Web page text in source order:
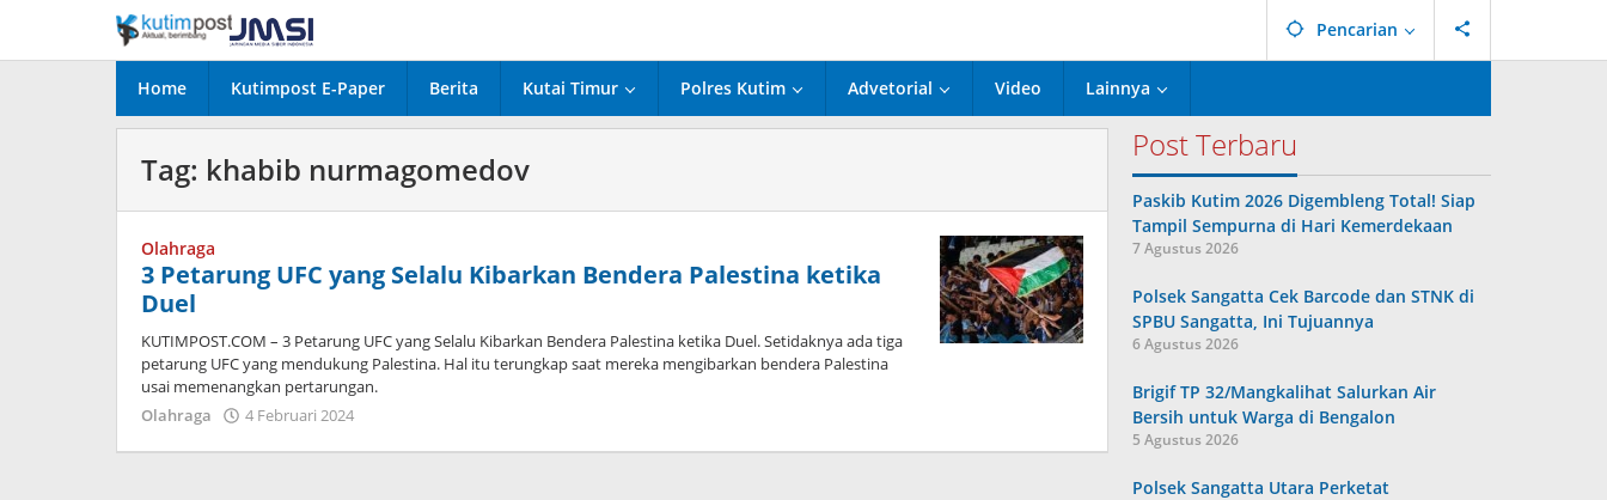
konten
Pencarian
Home Kutimpost E-Paper Berita Kutai Timur Polres Kutim Advetorial Video Lainnya
Tag: khabib nurmagomedov
Olahraga
3 Petarung UFC yang Selalu Kibarkan Bendera Palestina ketika
Duel
KUTIMPOST.COM – 3 Petarung UFC yang Selalu Kibarkan Bendera Palestina ketika Duel. Setidaknya ada tiga
petarung UFC yang mendukung Palestina. Hal itu terungkap saat mereka mengibarkan bendera Palestina
usai memenangkan pertarungan.
Olahraga
4 Februari 2024
Post Terbaru
Paskib Kutim 2026 Digembleng Total! Siap
Tampil Sempurna di Hari Kemerdekaan
7 Agustus 2026
Polsek Sangatta Cek Barcode dan STNK di
SPBU Sangatta, Ini Tujuannya
6 Agustus 2026
Brigif TP 32/Mangkalihat Salurkan Air
Bersih untuk Warga di Bengalon
5 Agustus 2026
Polsek Sangatta Utara Perketat